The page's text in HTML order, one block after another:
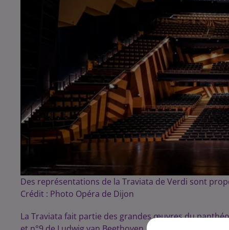
Des représentations de la Traviata de Verdi sont
Crédit : Photo Opéra de Dijon
La Traviata fait partie des grandes œuvres du